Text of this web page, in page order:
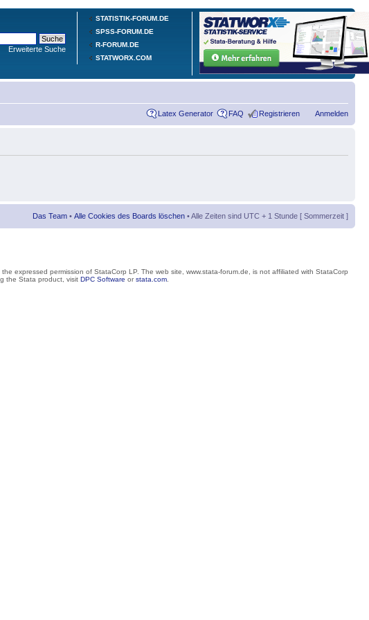
STATISTIK-FORUM.DE
SPSS-FORUM.DE
R-FORUM.DE
STATWORX.COM
Erweiterte Suche
Latex Generator FAQ Registrieren Anmelden
Das Team • Alle Cookies des Boards löschen • Alle Zeiten sind UTC + 1 Stunde [ Sommerzeit ]
expressed permission of StataCorp LP. The web site, www.stata-forum.de, is not affiliated with StataCorp
the Stata product, visit DPC Software orstata.com